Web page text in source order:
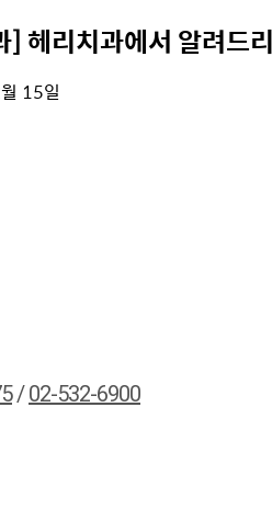
/02-532-6900
헤리치과에서 알려드
15일